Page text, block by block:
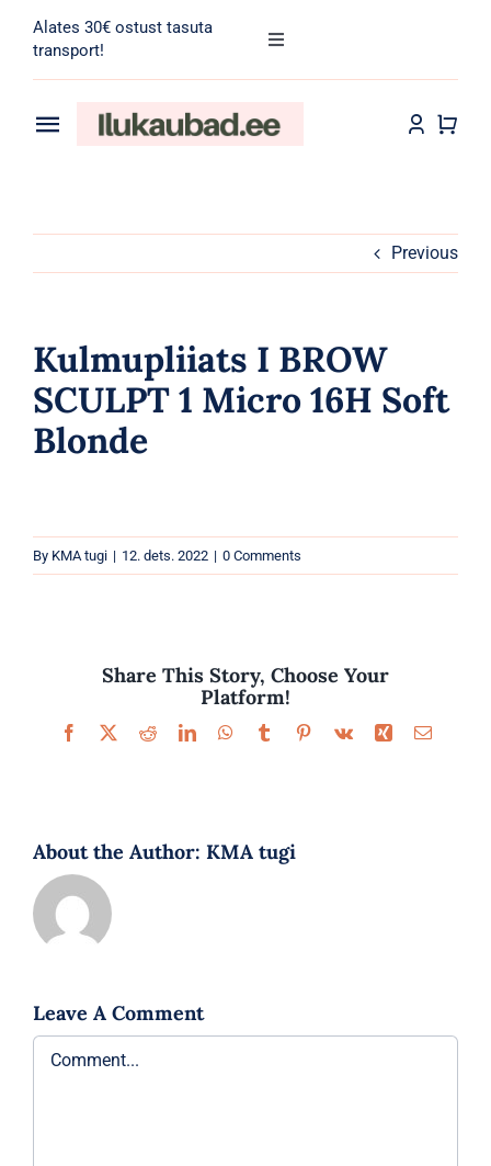
content
Alates 30€ ostust tasuta
transport!
Toggle
for:
Toggle
Meik
Tarvikud
Kaubamärgid
Previous
Kulmupliiats I BROW
SCULPT 1 Micro 16H Soft
Blonde
By KMA tugi | 12. dets. 2022 | 0 Comments
Share This Story, Choose Your
Platform!
Facebook
X RedditLinkedInWhatsApp
TumblrPinterest
Vk Xing Email
About the Author: KMA tugi
Leave A Comment
Comment